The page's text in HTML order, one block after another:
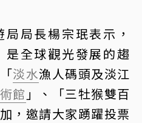
局長楊宗珉表示，
是全球觀光發展的趨
淡水漁人碼頭及淡江
館 」、「三牡猴雙百
，邀請大家踴躍投票